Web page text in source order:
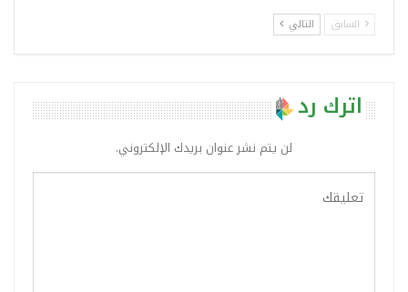
السابق التالي
اترك رد
لن يتم نشر عنوان بريدك الإلكتروني.